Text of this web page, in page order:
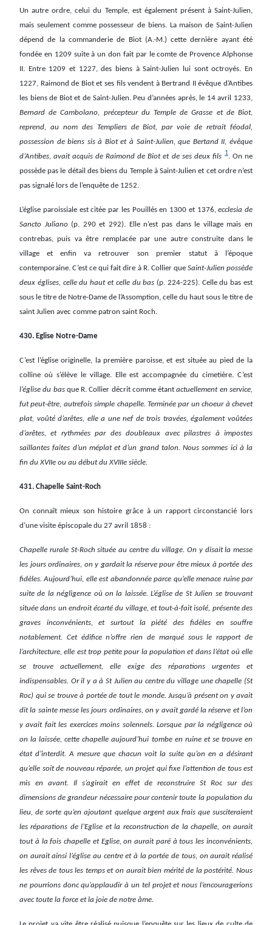
Un autre ordre, celui du Temple, est également présent à Saint-Julien,
mais seulement comme possesseur de biens. La maison de Saint-Julien
dépend de la commanderie de Biot (A.-M.) cette dernière ayant été
fondée en 1209 suite à un don fait par le comte de Provence Alphonse
II. Entre 1209 et 1227, des biens à Saint-Julien lui sont octroyés. En
1227, Raimond de Biot et ses fils vendent à Bertrand II évêque d’Antibes
les biens de Biot et de Saint-Julien. Peu d’années après, le 14 avril 1233,
Bernard de Cambolano, précepteur du Temple de Grasse et de Biot,
reprend, au nom des Templiers de Biot, par voie de retrait féodal,
possession de biens sis à Biot et à Saint-Julien, que Bertand II, évêque
d’Antibes, avait acquis de Raimond de Biot et de ses deux fils 1. On ne
possède pas le détail des biens du Temple à Saint-Julien et cet ordre n’est
pas signalé lors de l’enquête de 1252.
L’église paroissiale est citée par les Pouillés en 1300 et 1376,ecclesia de
Sancto Juliano (p. 290 et 292). Elle n’est pas dans le village mais en
contrebas, puis va être remplacée par une autre construite dans le
village et enfin va retrouver son premier statut à l’époque
contemporaine. C’est ce qui fait dire à R. Collier que Saint-Julien possède
deux églises, celle du haut et celle du bas (p. 224-225). Celle du bas est
sous le titre de Notre-Dame de l’Assomption, celle du haut sous le titre de
saint Julien avec comme patron saint Roch.
430. Eglise Notre-Dame
C’est l’église originelle, la première paroisse, et est située au pied de la
colline où s’élève le village. Elle est accompagnée du cimetière. C’est
l’église du basque R. Collier décrit comme étantactuellement en service,
fut peut-être, autrefois simple chapelle. Terminée par un choeur à chevet
plat, voûté d’arêtes, elle a une nef de trois travées, également voûtées
d’arêtes, et rythmées par des doubleaux avec pilastres à impostes
saillantes faites d’un méplat et d’un grand talon. Nous sommes ici à la
fin du XVIIe ou au début du XVIIIe siècle.
431. Chapelle Saint-Roch
On connaît mieux son histoire grâce à un rapport circonstancié lors
d’une visite épiscopale du 27 avril 1858 :
Chapelle rurale St-Roch située au centre du village. On y disait la messe
les jours ordinaires, on y gardait la réserve pour être mieux à portée des
fidèles. Aujourd’hui, elle est abandonnée parce qu’elle menace ruine par
suite de la négligence où on la laissée. L’église de St Julien se trouvant
située dans un endroit écarté du village, et tout-à-fait isolé, présente des
graves inconvénients, et surtout la piété des fidèles en souffre
notablement. Cet édifice n’offre rien de marqué sous le rapport de
l’architecture, elle est trop petite pour la population et dans l’état où elle
se trouve actuellement, elle exige des réparations urgentes et
indispensables. Or il y a à St Julien au centre du village une chapelle (St
Roc) qui se trouve à portée de tout le monde. Jusqu’à présent on y avait
dit la sainte messe les jours ordinaires, on y avait gardé la réserve et l’on
y avait fait les exercices moins solennels. Lorsque par la négligence où
on la laissée, cette chapelle aujourd’hui tombe en ruine et se trouve en
état d’interdit. A mesure que chacun voit la suite qu’on en a désirant
qu’elle soit de nouveau réparée, un projet qui fixe l’attention de tous est
mis en avant. Il s’agirait en effet de reconstruire St Roc sur des
dimensions de grandeur nécessaire pour contenir toute la population du
lieu, de sorte qu’en ajoutant quelque argent aux frais que susciteraient
les réparations de l’Eglise et la reconstruction de la chapelle, on aurait
tout à la fois chapelle et Eglise, on aurait paré à tous les inconvénients,
on aurait ainsi l’église au centre et à la portée de tous, on aurait réalisé
les rêves de tous les temps et on aurait bien mérité de la postérité. Nous
ne pourrions donc qu’applaudir à un tel projet et nous l’encouragerions
avec toute la force et la joie de notre âme.